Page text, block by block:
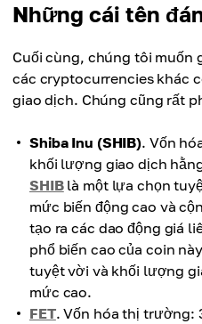
Những cái tên
Cuối cùng, chúng tôi muốn
các cryptocurrencies khác
giao dịch. Chúng cũng rất
Shiba Inu (SHIB). Vốn
khối lượng giao dịch
SHIBlà một lựa chọn
mức biến động cao và
tạo ra các dao động giá
phổ biến cao của coin
tuyệt vời và khối lượng
mức cao.
FET. Vốn hóa thị trường: